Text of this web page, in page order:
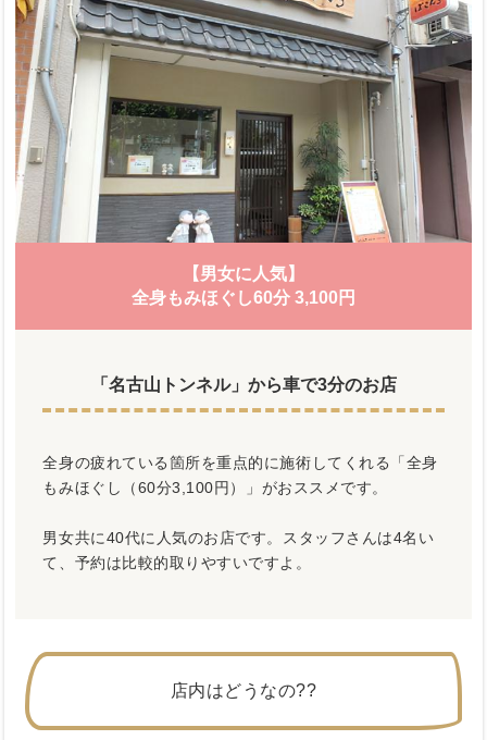
【男女に人気】
全身もみほぐし60分 3,100円
「名古山トンネル」から車で3分のお店
全身の疲れている箇所を重点的に施術してくれる「全身
もみほぐし（60分3,100円）」がおススメです。
男女共に40代に人気のお店です。スタッフさんは4名い
て、予約は比較的取りやすいですよ。
店内はどうなの??